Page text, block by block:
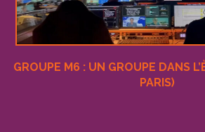
GROUPE M6 : UN GROUPE DANS
PARIS)